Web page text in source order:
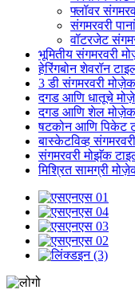
फ्लॉवर
संगमरवरी
वॉटरजेट
भूमितीय संगमरवरी
हेरिंगबोन शेवरॉन
3 डी संगमरवरी
दगड आणि धातूचे
दगड आणि शेल
षटकोन आणि पिकेट
बास्केटविव्ह
संगमरवरी मोझॅक
मिश्रित सामग्री